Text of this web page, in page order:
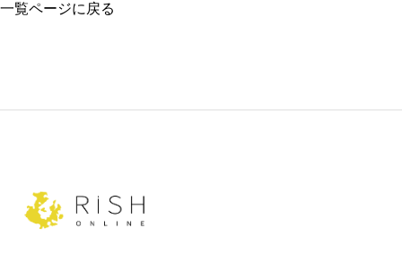
一覧ページに戻る